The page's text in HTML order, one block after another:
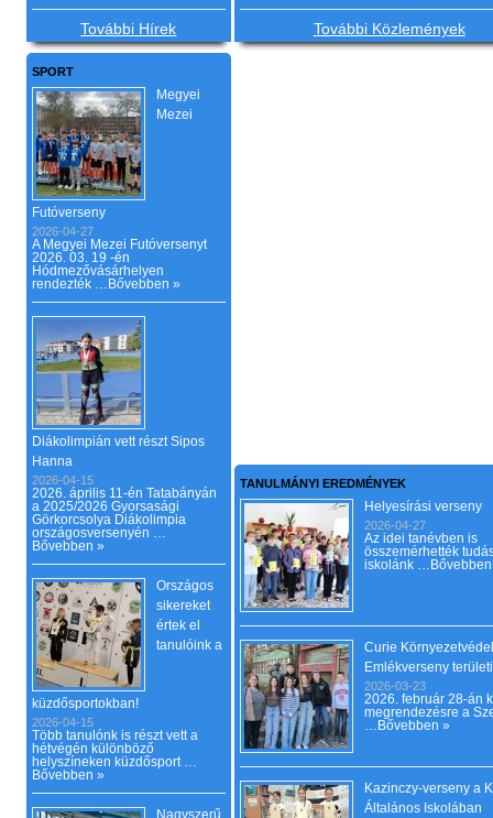
További Hírek További Közlemények
SPORT
Megyei
Mezei
Futóverseny
2026-04-27
A Megyei Mezei Futóversenyt
2026. 03. 19 -én
Hódmezővásárhelyen
rendezték …Bővebben »
Diákolimpián vett részt Sipos
Hanna
2026-04-15
2026. április 11-én Tatabányán
a 2025/2026 Gyorsasági
Görkorcsolya Diákolimpia
országosversenyén …
Bővebben »
Országos
sikereket
értek el
tanulóink a
küzdősportokban!
2026-04-15
Több tanulónk is részt vett a
hétvégén különböző
helyszíneken küzdősport …
Bővebben »
Nagyszerű
TANULMÁNYI EREDMÉNYEK
Helyesírási verseny
2026-04-27
Az idei tanévben is
összemérhették
iskolánk …
Curie
Emlékverseny
2026-03-23
2026. február 28-án
megrendezésre a
…Bővebben »
Kazinczy-verseny a
Általános Iskolában